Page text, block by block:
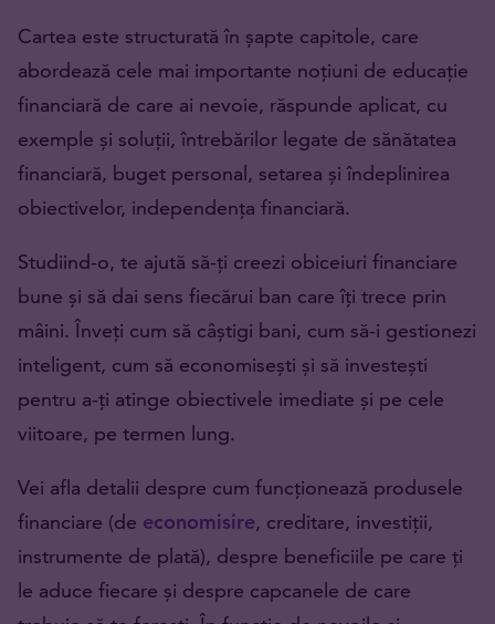
Cartea este structurată în șapte capitole, care
abordează cele mai importante noțiuni de educație
financiară de care ai nevoie, răspunde aplicat, cu
exemple și soluții, întrebărilor legate de sănătatea
financiară, buget personal, setarea și îndeplinirea
obiectivelor, independența financiară.
Studiind-o, te ajută să-ți creezi obiceiuri financiare
bune și să dai sens fiecărui ban care îți trece prin
mâini. Înveți cum să câștigi bani, cum să-i gestionezi
inteligent, cum să economisești și să investești
pentru a-ți atinge obiectivele imediate și pe cele
viitoare, pe termen lung.
Vei afla detalii despre cum funcționează produsele
financiare (de economisire, creditare, investiții,
instrumente de plată), despre beneficiile pe care ți
le aduce fiecare și despre capcanele de care